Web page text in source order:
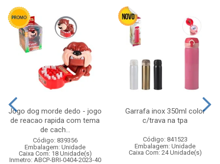
Jogo dog morde dedo - jogo
de reacao rapida com tema
de cach...
Código: 839356
Embalagem: Unidade
Caixa Com: 18 Unidade(s)
Inmetro: ABCP-BRI-0404-2023-40
Garrafa inox 350ml color
c/trava na tpa
Código: 841523
Embalagem: Unidade
Caixa Com: 24 Unidade(s)